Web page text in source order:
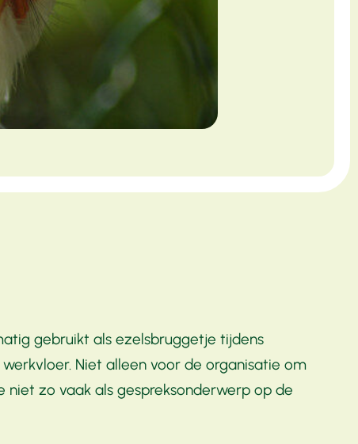
gebruikt als ezelsbruggetje tijdens
Niet alleen voor de organisatie om
niet zo vaak als gespreksonderwerp op de